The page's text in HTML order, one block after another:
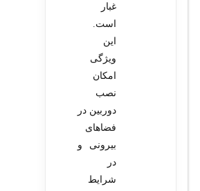
غبار
است.
این
ویژگی
امکان
نصب
دوربین در
فضاهای
بیرونی و
در
شرایط